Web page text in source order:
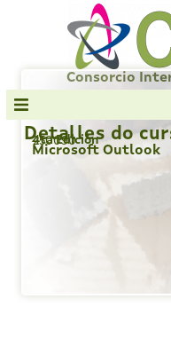
Consorcio
Transparencia
Detalles do
250090
4ta Edición
Microsoft Outlook